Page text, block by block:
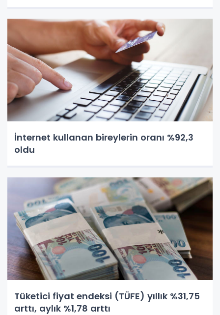
İnternet kullanan bireylerin oranı %92,3
oldu
Tüketici fiyat endeksi (TÜFE) yıllık %31,75
arttı, aylık %1,78 arttı